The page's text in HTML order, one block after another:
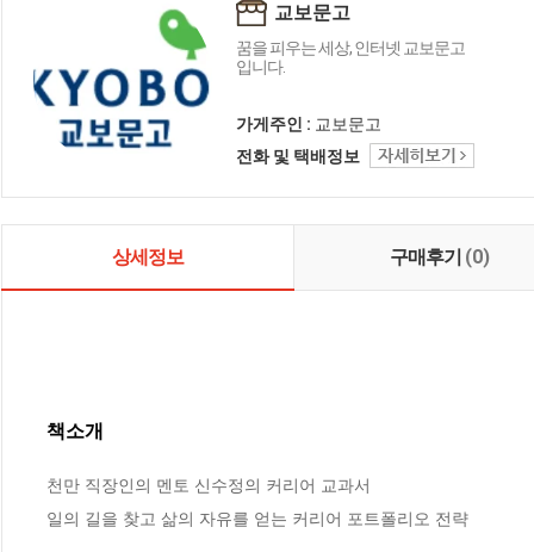
교보문고
꿈을 피우는 세상, 인터넷 교보문고
입니다.
가게주인 : 교보문고
전화 및 택배정보
상세정보 구매후기 (0)
책소개
천만 직장인의 멘토 신수정의 커리어 교과서
일의 길을 찾고 삶의 자유를 얻는 커리어 포트폴리오 전략